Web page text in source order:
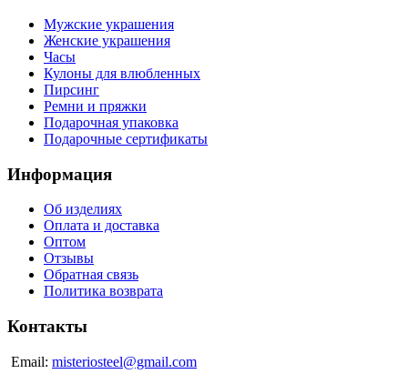
Мужские украшения
Женские украшения
Часы
Кулоны для влюбленных
Пирсинг
Ремни и пряжки
Подарочная упаковка
Подарочные сертификаты
Информация
Об изделиях
Оплата и доставка
Оптом
Отзывы
Обратная связь
Политика возврата
Контакты
Email: misteriosteel@gmail.com